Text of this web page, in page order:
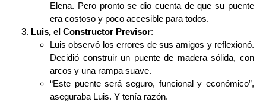
Elena. Pero pronto se dio cuenta de que su puente
era costoso y poco accesible para todos.
Luis, el Constructor Previsor:
Luis observó los errores de sus amigos y reflexionó.
Decidió construir un puente de madera sólida, con
arcos y una rampa suave.
“Este puente será seguro, funcional y económico”,
aseguraba Luis. Y tenía razón.